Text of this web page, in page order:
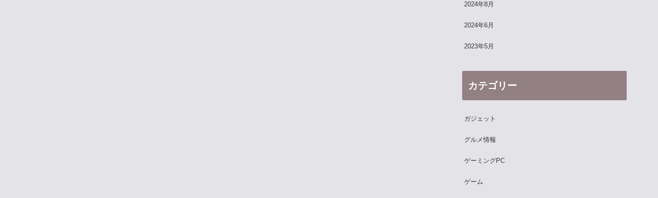
2024年8月
2024年6月
2023年5月
カテゴリー
ガジェット
グルメ情報
ゲーミングPC
ゲーム